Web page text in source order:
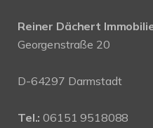
Reiner Dächert
Georgenstraße 20
D-64297 Darmstadt
Tel.: 06151 9518088